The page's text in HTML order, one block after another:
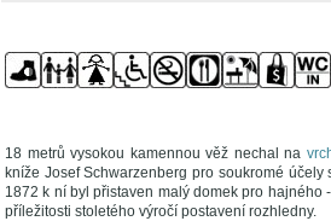
18 metrů vysokou kamennou věž nechal na
kníže Josef Schwarzenberg pro soukromé
1872 k ní byl přistaven malý domek pro
příležitosti stoletého výročí postavení rozhledny.